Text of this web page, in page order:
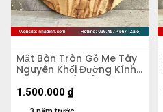
Mặt Bàn Tròn Gỗ Me Tây
Nguyên Khối Đường Kính
74 Dày 3.8 (cm)
1.500.000 ₫